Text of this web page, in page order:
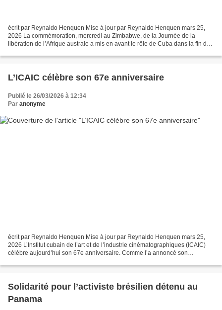
écrit par Reynaldo Henquen Mise à jour par Reynaldo Henquen mars 25,
2026 La commémoration, mercredi au Zimbabwe, de la Journée de la
libération de l’Afrique australe a mis en avant le rôle de Cuba dans la fin de
L’ICAIC célèbre son 67e anniversaire
Publié le 26/03/2026 à 12:34
Par anonyme
écrit par Reynaldo Henquen Mise à jour par Reynaldo Henquen mars 25,
2026 L’Institut cubain de l’art et de l’industrie cinématographiques (ICAIC)
célèbre aujourd’hui son 67e anniversaire. Comme l’a annoncé son
Solidarité pour l’activiste brésilien détenu au
Panama